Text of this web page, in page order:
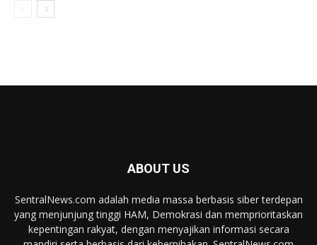
ABOUT US
SentralNews.com adalah media massa berbasis siber terdepan
yang menjunjung tinggi HAM, Demokrasi dan memprioritaskan
kepentingan rakyat, dengan menyajikan informasi secara